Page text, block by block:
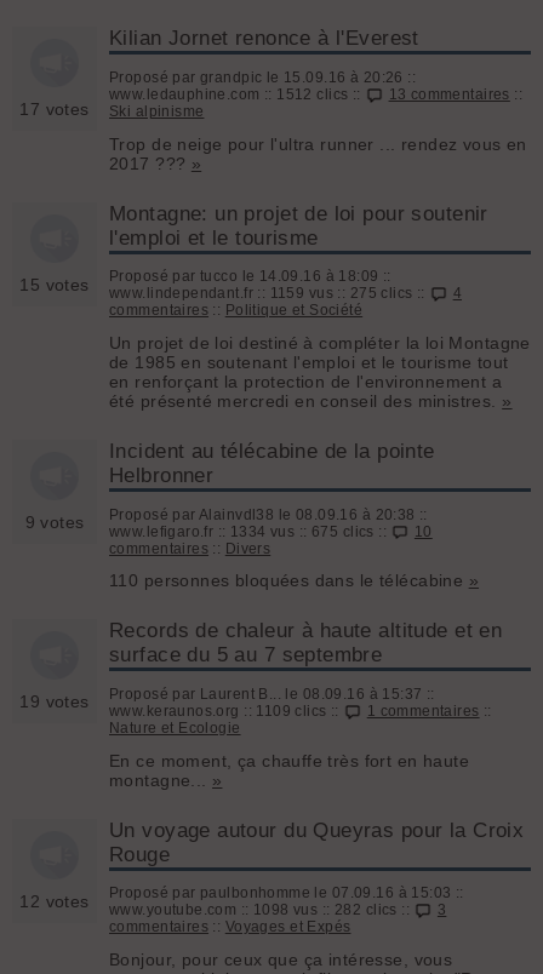
17 votes
Kilian Jornet renonce à l'Everest
Proposé par grandpic le 15.09.16 à 20:26 ::
www.ledauphine.com :: 1512 clics ::
13 commentaires ::
Ski alpinisme
Trop de neige pour l'ultra runner ... rendez vous en
2017 ??? »
15 votes
Montagne: un projet de loi pour soutenir
l'emploi et le tourisme
Proposé par tucco le 14.09.16 à 18:09 ::
www.lindependant.fr :: 1159 vus :: 275 clics ::
4
commentaires :: Politique et Société
Un projet de loi destiné à compléter la loi Montagne
de 1985 en soutenant l'emploi et le tourisme tout
en renforçant la protection de l'environnement a
été présenté mercredi en conseil des ministres. »
9 votes
Incident au télécabine de la pointe
Helbronner
Proposé par Alainvdl38 le 08.09.16 à 20:38 ::
www.lefigaro.fr :: 1334 vus :: 675 clics ::
10
commentaires :: Divers
110 personnes bloquées dans le télécabine »
19 votes
Records de chaleur à haute altitude et en
surface du 5 au 7 septembre
Proposé par Laurent B... le 08.09.16 à 15:37 ::
www.keraunos.org :: 1109 clics ::
1 commentaires ::
Nature et Ecologie
En ce moment, ça chauffe très fort en haute
montagne... »
12 votes
Un voyage autour du Queyras pour la Croix
Rouge
Proposé par paulbonhomme le 07.09.16 à 15:03 ::
www.youtube.com :: 1098 vus :: 282 clics ::
3
commentaires :: Voyages et Expés
Bonjour, pour ceux que ça intéresse, vous